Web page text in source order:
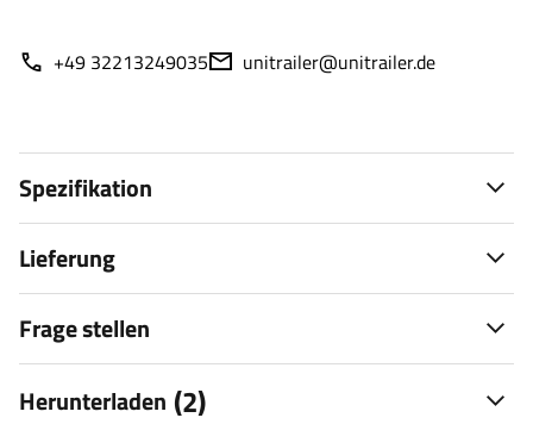
+49 32213249035 unitrailer@unitrailer.de
Spezifikation
Lieferung
Frage stellen
Herunterladen (2)